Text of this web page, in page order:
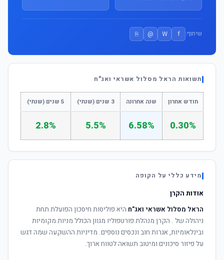
שיתוף: f
W
@
⎘
תשואות הראל מסלול אשראי ואג"ח
חודש אחרון שנה אחרונה 3 שנים (שנתי) 5 שנים (שנתי)
0.30%
6.58%
5.5%
2.8%
מידע כללי על הקופה
אודות הקרן
הראל מסלול אשראי ואג"ח היא פוליסות חיסכון הפועלת תחת
ניהולה של . הקרן מנהלת פורטפוליו מגוון הכולל מניות מקומיות
ובינלאומיות, אגרות חוב ונכסים נוספים. מדיניות ההשקעה שמה דגש
על פיזור סיכונים ומיטוב תשואה לטווח ארוך.